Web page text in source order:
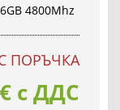
4800Mhz
ПОРЪЧКА
€ с ДДС